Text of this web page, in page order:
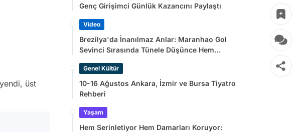
üst
Genç Girişimci Günlük Kazancını Paylaştı
Video
Brezilya'da İnanılmaz Anlar: Maranhao Gol
Sevinci Sırasında Tünele Düşünce Hem
Genel Kültür
10-16 Ağustos Ankara, İzmir ve Bursa Tiyatro
Rehberi
Yaşam
Hem Serinletiyor Hem Damarları Koruyor: